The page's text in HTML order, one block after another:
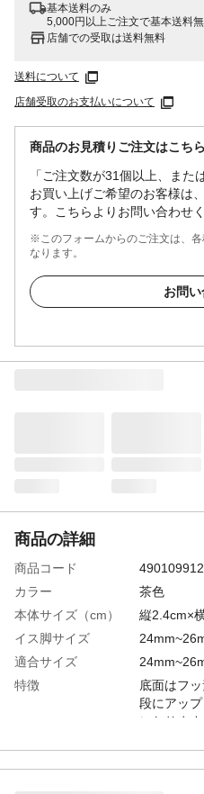
基本送料のみ
5,000円以上ご注文で基本送料
店舗での受取は送料無料
送料について
店舗受取のお支払いについて
商品のお見積りご注文はこちら
「ご注文数が31個以上、ま
お買い上げご希望のお客様は
す。こちらよりお問い合わせく
※このフォームからのご注文は、
なります。
お問
商品の詳細
商品コード
カラー
茶色
本体サイズ（cm）
縦2.4cm×
イス脚サイズ
適合サイズ
特徴
底面はフ
段にアッ
になります